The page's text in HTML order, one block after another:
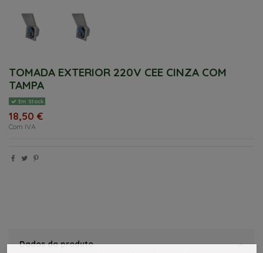
TOMADA EXTERIOR 220V CEE CINZA COM
TAMPA
Em Stock
18,50 €
Com IVA
Dados do produto